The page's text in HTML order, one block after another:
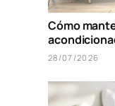
Cómo
28/07/2026